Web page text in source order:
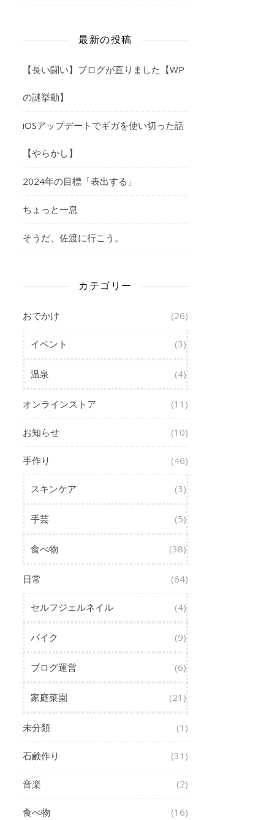
最新の投稿
【長い闘い】ブログが直りました【WP
の謎挙動】
iOSアップデートでギガを使い切った話
【やらかし】
2024年の目標「表出する」
ちょっと一息
そうだ、佐渡に行こう。
カテゴリー
おでかけ (26)
イベント (3)
温泉 (4)
オンラインストア (11)
お知らせ (10)
手作り (46)
スキンケア (3)
手芸 (5)
食べ物 (38)
日常 (64)
セルフジェルネイル (4)
バイク (9)
ブログ運営 (6)
家庭菜園 (21)
未分類 (1)
石鹸作り (31)
音楽 (2)
食べ物 (16)